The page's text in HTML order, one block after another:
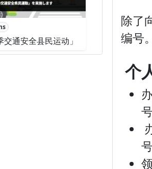
交通安全县民运动」
除了
编号
个